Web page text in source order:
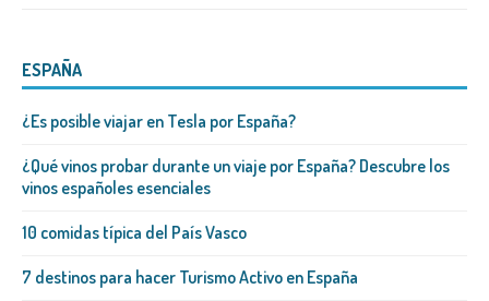
ESPAÑA
¿Es posible viajar en Tesla por España?
¿Qué vinos probar durante un viaje por España? Descubre los
vinos españoles esenciales
10 comidas típica del País Vasco
7 destinos para hacer Turismo Activo en España